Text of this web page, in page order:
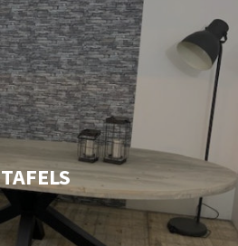
TAFELS